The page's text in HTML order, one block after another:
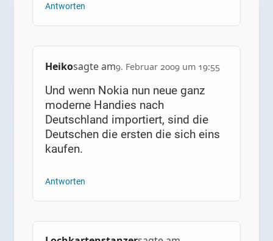
Antworten
Heikosagte am9. Februar 2009 um 19:55
Und wenn Nokia nun neue ganz
moderne Handies nach
Deutschland importiert, sind die
Deutschen die ersten die sich eins
kaufen.
Antworten